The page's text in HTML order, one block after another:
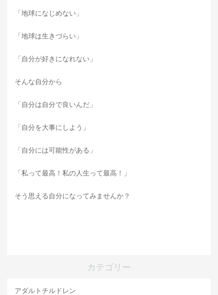
「地球になじめない」
「地球は生きづらい」
「自分が好きになれない」
そんな自分から
「自分は自分で良いんだ」
「自分を大事にしよう」
「自分には可能性がある」
「私って最高！私の人生って最高！」
そう思える自分になってみませんか？
カテゴリー
アダルトチルドレン